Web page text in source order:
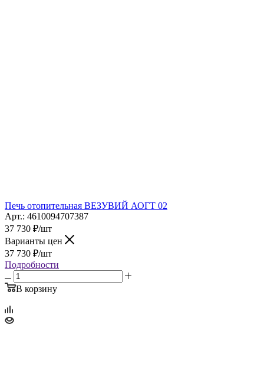
Печь отопительная ВЕЗУВИЙ АОГТ 02
Арт.: 4610094707387
37 730 ₽/шт
Варианты цен
37 730 ₽/шт
Подробности
В корзину